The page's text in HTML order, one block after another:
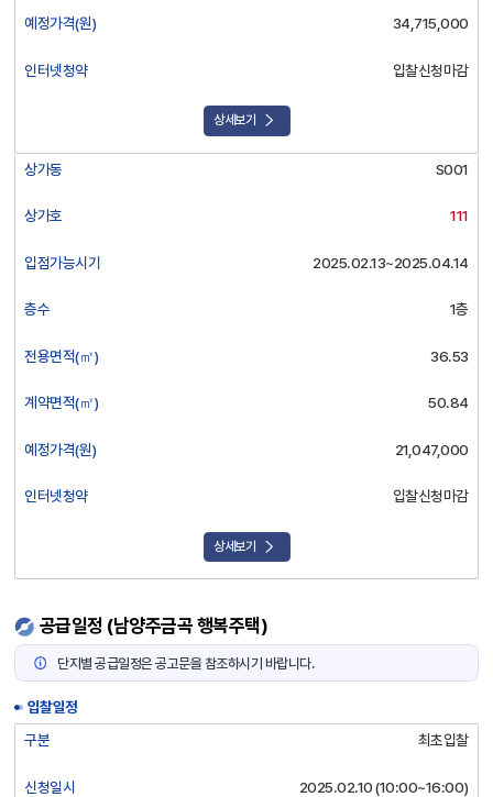
예정가격(원) 34,715,000
인터넷청약 입찰신청마감
상세보기
상가동 S001
상가호 111
입점가능시기 2025.02.13~2025.04.14
층수 1층
전용면적(㎡) 36.53
계약면적(㎡) 50.84
예정가격(원) 21,047,000
인터넷청약 입찰신청마감
상세보기
공급일정 (남양주금곡 행복주택)
단지별 공급일정은 공고문을 참조하시기 바랍니다.
입찰일정
공구분 최초입찰
신청일시 2025.02.10 (10:00~16:00)